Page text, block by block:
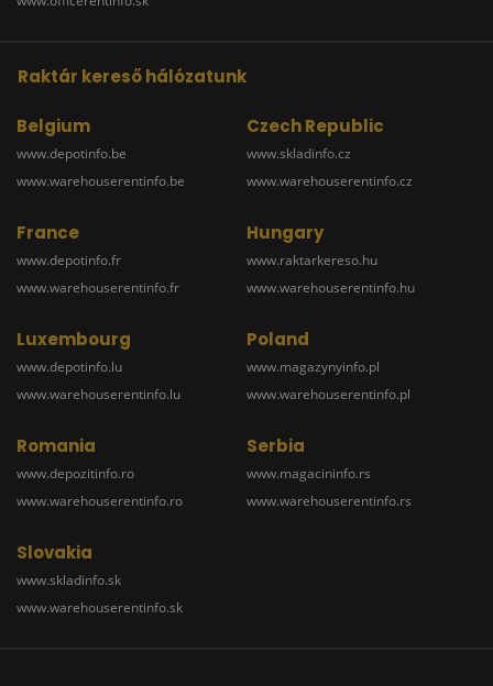
Raktár kereső hálózatunk
Belgium
www.depotinfo.be
www.warehouserentinfo.be
Czech Republic
www.skladinfo.cz
www.warehouserentinfo.cz
France
www.depotinfo.fr
www.warehouserentinfo.fr
Hungary
www.raktarkereso.hu
www.warehouserentinfo.hu
Luxembourg
www.depotinfo.lu
www.warehouserentinfo.lu
Poland
www.magazynyinfo.pl
www.warehouserentinfo.pl
Romania
www.depozitinfo.ro
www.warehouserentinfo.ro
Serbia
www.magacininfo.rs
www.warehouserentinfo.rs
Slovakia
www.skladinfo.sk
www.warehouserentinfo.sk